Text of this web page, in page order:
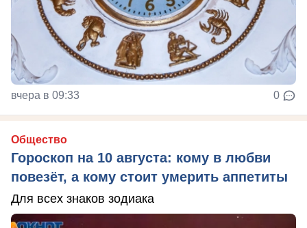
вчера в 09:33 0
Общество
Гороскоп на 10 августа: кому в любви
повезёт, а кому стоит умерить аппетиты
Для всех знаков зодиака